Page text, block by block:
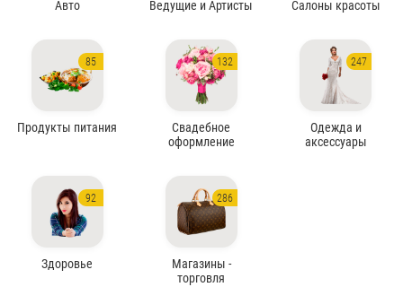
Авто Ведущие и Артисты Салоны красоты
85
Продукты питания
132
Свадебное
оформление
247
Одежда и
аксессуары
92
Здоровье
286
Магазины -
торговля